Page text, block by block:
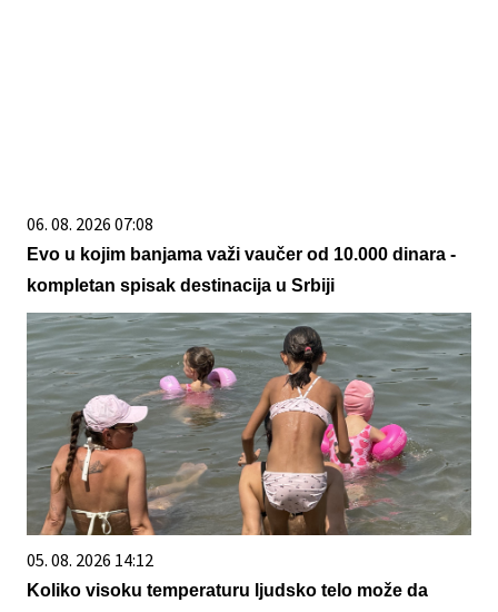
06. 08. 2026 07:08
Evo u kojim banjama važi vaučer od 10.000 dinara -
kompletan spisak destinacija u Srbiji
05. 08. 2026 14:12
Koliko visoku temperaturu ljudsko telo može da